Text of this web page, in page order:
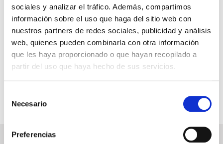
sociales y analizar el tráfico. Además, compartimos
información sobre el uso que haga del sitio web con
nuestros partners de redes sociales, publicidad y análisis
web, quienes pueden combinarla con otra información
que les haya proporcionado o que hayan recopilado a
partir del uso que haya hecho de sus servicios.
Necesario
Preferencias
RESERVAS MIRAMAR
SEGURO DE VIAJE
INFORMACIÓN ÚTIL